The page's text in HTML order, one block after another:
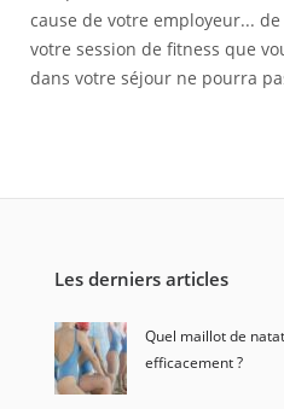
cause de votre employeur...
votre session de fitness que
dans votre séjour ne pourra
Les derniers articles
Quel maillot de
efficacement ?